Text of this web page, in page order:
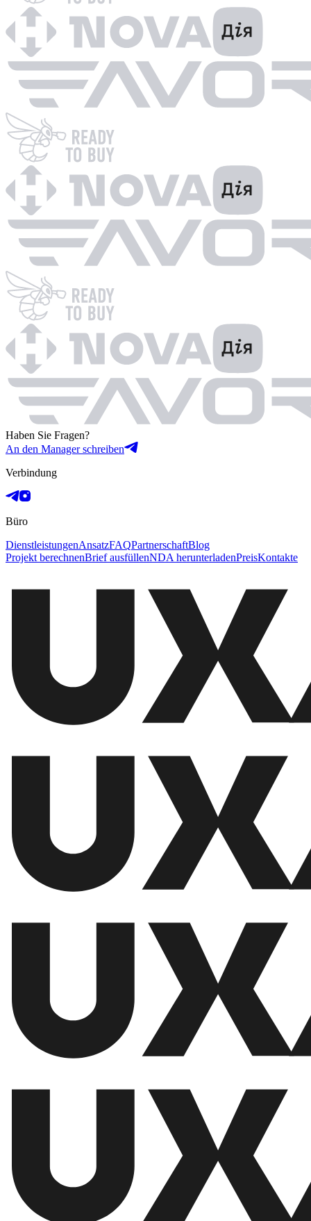
Haben Sie Fragen?
An den Manager schreiben
Verbindung
Büro
DienstleistungenAnsatzFAQPartnerschaftBlog
Projekt berechnenBrief ausfüllenNDA herunterladenPreisKontakte